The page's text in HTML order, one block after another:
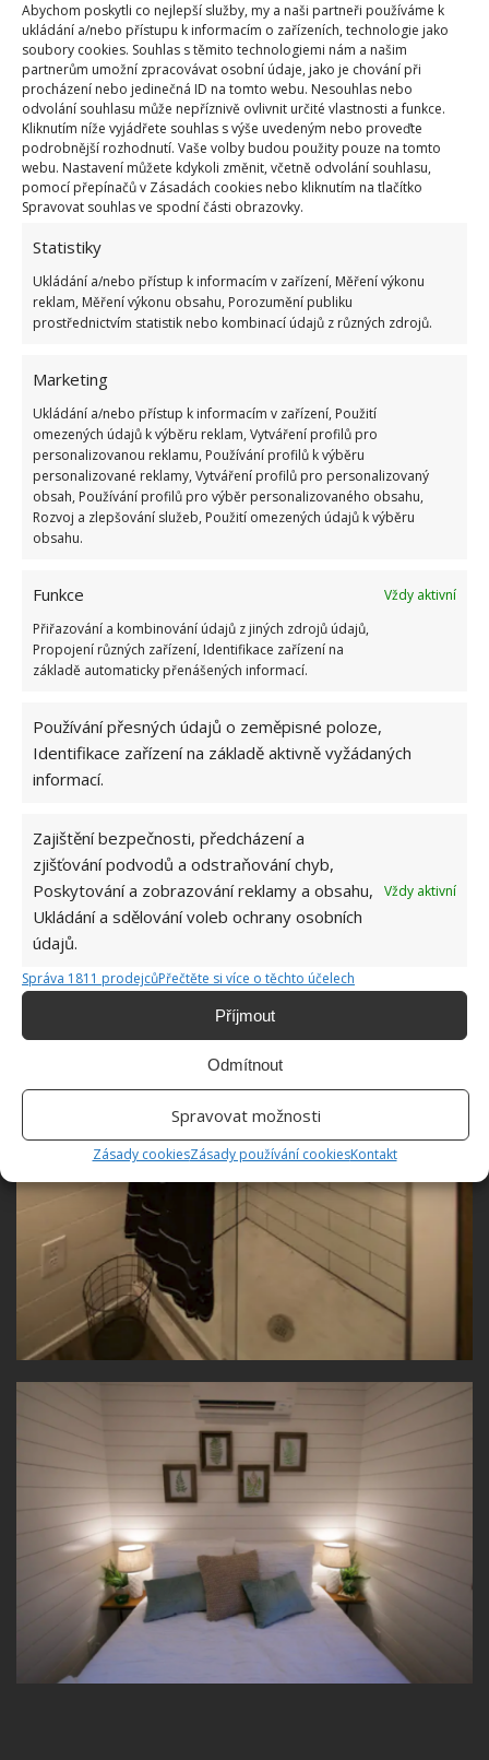
Abychom poskytli co nejlepší služby, my a naši partneři používáme k
ukládání a/nebo přístupu k informacím o zařízeních, technologie jako
soubory cookies. Souhlas s těmito technologiemi nám a našim
partnerům umožní zpracovávat osobní údaje, jako je chování při
procházení nebo jedinečná ID na tomto webu. Nesouhlas nebo
odvolání souhlasu může nepříznivě ovlivnit určité vlastnosti a funkce.
Kliknutím níže vyjádřete souhlas s výše uvedeným nebo proveďte
podrobnější rozhodnutí. Vaše volby budou použity pouze na tomto
webu. Nastavení můžete kdykoli změnit, včetně odvolání souhlasu,
pomocí přepínačů v Zásadách cookies nebo kliknutím na tlačítko
Spravovat souhlas ve spodní části obrazovky.
Statistiky
Ukládání a/nebo přístup k informacím v zařízení, Měření výkonu
reklam, Měření výkonu obsahu, Porozumění publiku
prostřednictvím statistik nebo kombinací údajů z různých zdrojů.
Marketing
Ukládání a/nebo přístup k informacím v zařízení, Použití
omezených údajů k výběru reklam, Vytváření profilů pro
personalizovanou reklamu, Používání profilů k výběru
personalizované reklamy, Vytváření profilů pro personalizovaný
obsah, Používání profilů pro výběr personalizovaného obsahu,
Rozvoj a zlepšování služeb, Použití omezených údajů k výběru
obsahu.
Funkce
Vždy aktivní
Přiřazování a kombinování údajů z jiných zdrojů údajů,
Propojení různých zařízení, Identifikace zařízení na
základě automaticky přenášených informací.
Používání přesných údajů o zeměpisné poloze,
Identifikace zařízení na základě aktivně vyžádaných
informací.
Zajištění bezpečnosti, předcházení a
zjišťování podvodů a odstraňování chyb,
Poskytování a zobrazování reklamy a obsahu,
Ukládání a sdělování voleb ochrany osobních
údajů.
Vždy aktivní
Správa 1811 prodejcůPřečtěte si více o těchto účelech
Příjmout
Odmítnout
Spravovat možnosti
Zásady cookiesZásady používání cookiesKontakt